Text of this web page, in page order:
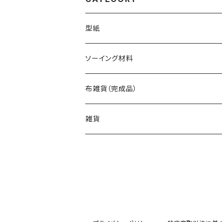
型紙
バッグ（型紙）
トートバッグ（型紙）
ショルダーバッグ（型紙）
ポーチ・ケース（型紙）
ファスナーポーチ（型紙）
巾着袋・布袋（型紙）
ソーイング材料
生地
キット
布雑貨（完成品）
バッグ
雑貨